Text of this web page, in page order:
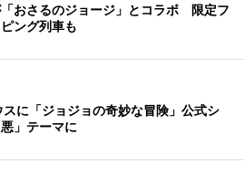
おさるのジョージ」とコラボ 限定フ
ング列車も
スに「ジョジョの奇妙な冒険」公式シ
」テーマに